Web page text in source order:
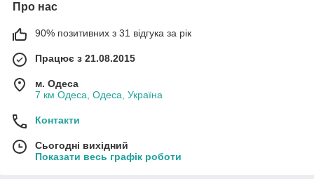
Про нас
90% позитивних з 31 відгука за рік
Працює з 21.08.2015
м. Одеса
7 км Одеса, Одеса, Україна
Контакти
Сьогодні вихідний
Показати весь графік роботи